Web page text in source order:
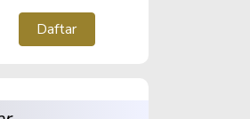
Daftar